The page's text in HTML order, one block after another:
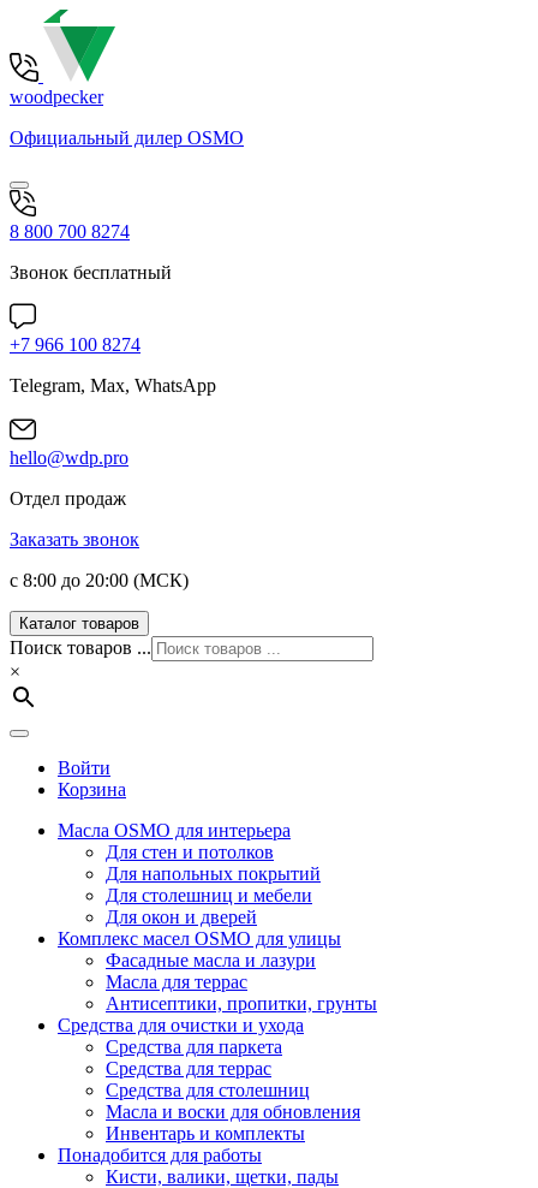
woodpecker
Официальный дилер OSMO
8 800 700 8274
Звонок бесплатный
+7 966 100 8274
Telegram, Max, WhatsApp
hello@wdp.pro
Отдел продаж
Заказать звонок
с 8:00 до 20:00 (МСК)
Каталог товаров
Поиск товаров ...
×
Войти
Корзина
Масла OSMO для интерьера
Для стен и потолков
Для напольных покрытий
Для столешниц и мебели
Для окон и дверей
Комплекс масел OSMO для улицы
Фасадные масла и лазури
Масла для террас
Антисептики, пропитки, грунты
Средства для очистки и ухода
Средства для паркета
Средства для террас
Средства для столешниц
Масла и воски для обновления
Инвентарь и комплекты
Понадобится для работы
Кисти, валики, щетки, пады